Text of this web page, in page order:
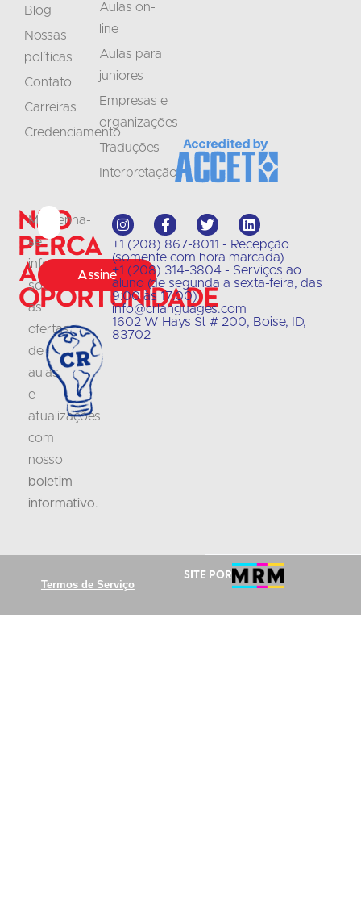
Não
perca
a
oportunidade
Mantenha-
se
informado
sobre
as
ofertas
de
aulas
e
atualizações
com
nosso
boletim
informativo.
Assine
+1 (208) 867-8011 - Recepção
(somente com hora marcada)
+1 (208) 314-3804 - Serviços ao
aluno (de segunda a sexta-feira, das
9:00 às 17:00)
info@crlanguages.com
1602 W Hays St # 200, Boise, ID,
83702
Blog
Nossas
políticas
Contato
Carreiras
Credenciamento
Aulas on-
line
Aulas para
juniores
Empresas e
organizações
Traduções
Interpretação
Termos de Serviço
Site por